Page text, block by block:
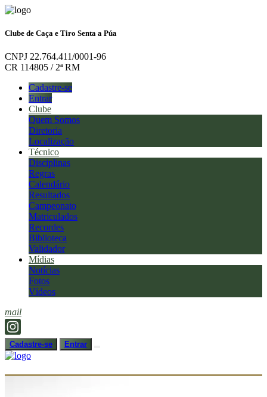
Clube de Caça e Tiro Senta a Púa
CNPJ 22.764.411/0001-96
CR 114805 / 2ª RM
Cadastre-se
Entrar
Clube
Quem Somos
Diretoria
Localização
Técnico
Disciplinas
Regras
Calendário
Resultados
Campeonato
Matriculados
Recordes
Biblioteca
Validador
Mídias
Notícias
Fotos
Vídeos
mail
Cadastre-se Entrar